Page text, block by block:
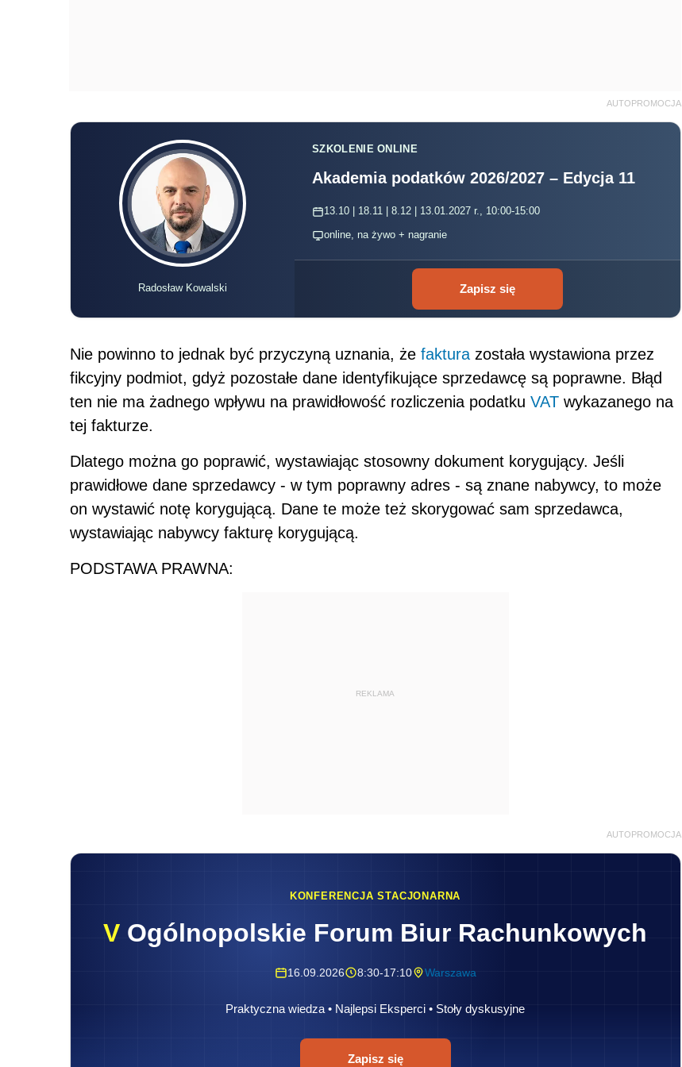
AUTOPROMOCJA
Radosław Kowalski
SZKOLENIE ONLINE
Akademia podatków 2026/2027 – Edycja 11
13.10 | 18.11 | 8.12 | 13.01.2027 r., 10:00-15:00
online, na żywo + nagranie
Zapisz się
Nie powinno to jed­nak być przyczyną uznania, żefaktura została wystawiona przez
fikcyjny podmiot, gdyż pozostałe dane identyfikujące sprzedawcę są poprawne. Błąd
ten nie ma żadnego wpływu na prawidłowość rozliczenia podatkuVAT wykazanego na
tej fakturze.
Dlatego można go poprawić, wystawiając stosowny dokument korygujący. Jeśli
prawidłowe dane sprzedawcy - w tym poprawny adres - są znane nabywcy, to może
on wystawić notę korygującą. Dane te może też skorygować sam sprzedawca,
wystawiając nabywcy fakturę korygującą.
PODSTAWA PRAWNA:
REKLAMA
AUTOPROMOCJA
KONFERENCJA STACJONARNA
V Ogólnopolskie Forum Biur Rachunkowych
16.09.2026 8:30-17:10 Warszawa
Praktyczna wiedza • Najlepsi Eksperci • Stoły dyskusyjne
Zapisz się